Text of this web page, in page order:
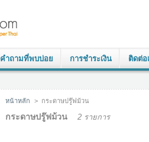
คำถามที่พบบ่อย การชำระเงิน ติดต่อ
หน้าหลัก > กระดาษปรู๊ฟม้วน
กระดาษปรู๊ฟม้วน 2 รายการ